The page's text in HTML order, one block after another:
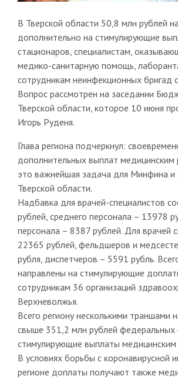
В Тверской области 50,8 млн рублей
дополнительно на стимулирующие
стационаров, специалистам,
медико-санитарную помощь,
сотрудникам неинфекционных бригад
Вопрос рассмотрен на заседании
Тверской области, которое 10 июня
Игорь Руденя.
Глава региона подчеркнул:
дополнительных выплат медицинским
это важнейшая задача для Минфина
Тверской области.
Надбавка для врачей-специалистов
рублей, среднего персонала – 13978
персонала – 8387 рублей. Для врачей
22365 рублей, фельдшеров и
рубля, диспетчеров – 5591 рубль.
направлены на стимулирующие
сотрудникам 36 организаций
Верхневолжья.
Всего региону несколькими траншами
свыше 351,2 млн рублей федеральных
стимулирующие выплаты медицинским
В условиях борьбы с коронавирусной
регионе доплаты получают также